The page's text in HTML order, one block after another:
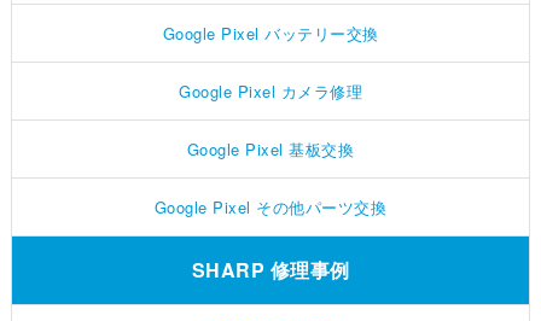
Google Pixel バッテリー交換
Google Pixel カメラ修理
Google Pixel 基板交換
Google Pixel その他パーツ交換
SHARP 修理事例